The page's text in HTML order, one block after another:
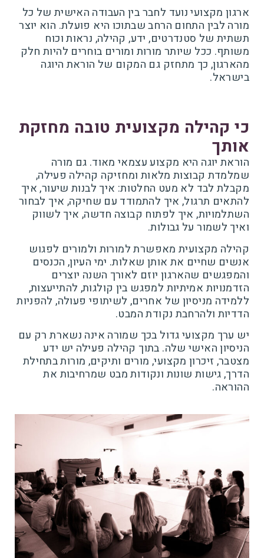
ארגון מקצועי נועד לחבר בין העבודה האישית של כל
מורה לבין התחום הרחב שבתוכו היא פועלת. הוא יוצר
תשתית של סטנדרטים, ידע, קהילה, נראות וכוח
משותף. ככל שיותר מורות ומורים בוחרים להיות חלק
מהארגון, כך מתחזק גם המקום של הוראת היוגה
בישראל.
כי קהילה מקצועית טובה מחזקת
אותך
הוראת יוגה היא מקצוע עצמאי מאוד. גם מורה
שמלמדת קבוצות מלאות ומחזיקה קהילה פעילה,
מקבלת לבד לא מעט החלטות: איך לבנות שיעור, איך
להתאים תרגול, איך להתמודד עם שחיקה, איך לבחור
השתלמויות, איך לפתוח קבוצה חדשה, איך לשווק
ואיך לשמור על גבולות.
קהילה מקצועית מאפשרת למורות ולמורים לפגוש
אנשים שחיים את אותן שאלות. ימי העיון, הכנסים
והמפגשים שהארגון יוזם לאורך השנה יוצרים
הזדמנויות אמיתיות למפגש בין קולגות, להתייעצות,
ללמידה מניסיון של אחרים, לשיתופי פעולה, להפניות
הדדיות ולהרחבת נקודת המבט.
יש ערך מקצועי גדול בכך שמורה אינה נשארת רק עם
הניסיון האישי שלה. בתוך קהילה פעילה יש ידע
מצטבר, זיכרון מקצועי, מורים ותיקים, מורות בתחילת
הדרך, גישות שונות ונקודות מבט שמרחיבות את
ההוראה.